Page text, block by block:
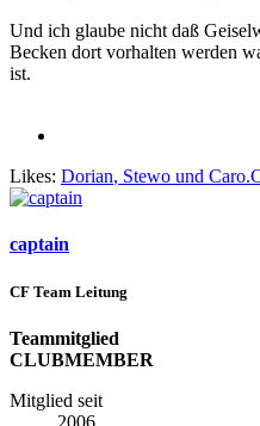
Und ich glaube nicht daß
Becken dort vorhalten werden
ist.
Likes: Dorian, Stewo und
captain
CF Team Leitung
Teammitglied
CLUBMEMBER
Mitglied seit
2006